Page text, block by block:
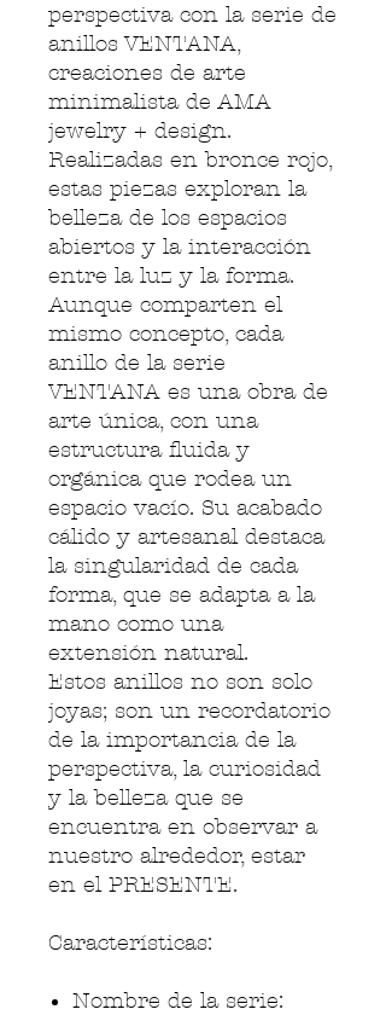
perspectiva con la serie de
anillos VENTANA,
creaciones de arte
minimalista de AMA
jewelry + design.
Realizadas en bronce rojo,
estas piezas exploran la
belleza de los espacios
abiertos y la interacción
entre la luz y la forma.
Aunque comparten el
mismo concepto, cada
anillo de la serie
VENTANA es una obra de
arte única, con una
estructura fluida y
orgánica que rodea un
espacio vacío. Su acabado
cálido y artesanal destaca
la singularidad de cada
forma, que se adapta a la
mano como una
extensión natural.
Estos anillos no son solo
joyas; son un recordatorio
de la importancia de la
perspectiva, la curiosidad
y la belleza que se
encuentra en observar a
nuestro alrededor, estar
en el PRESENTE.
Características:
Nombre de la serie: